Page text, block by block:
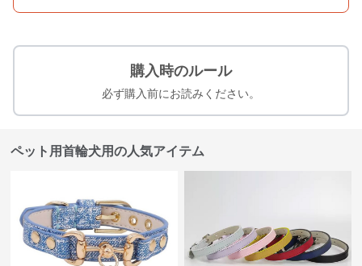
購入時のルール
必ず購入前にお読みください。
ペット用首輪犬用の人気アイテム